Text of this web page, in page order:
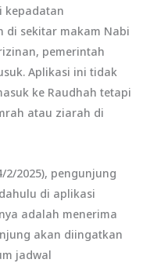
kepadatan
di sekitar makam Nabi
pemerintah
Aplikasi ini tidak
ke Raudhah tetapi
atau ziarah di
2/2025), pengunjung
di aplikasi
adalah menerima
akan diingatkan
jadwal